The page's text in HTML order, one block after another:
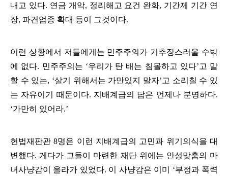
내고 있다. 연금 개악, 정리해고 요건 완화, 기간제 기간 연
장, 파견업종 확대 등이 그것이다.
이런 상황에서 저들에게는 민주주의가 거추장스러울 수밖
에 없다. 민주주의는 ‘우리가 탄 배는 침몰하고 있다’고 말
할 수 있는, ‘살기 위해서는 가만있지 말자’고 소리칠 수 있
는 자유이기 때문이다. 지배계급의 답은 언제나 분명하다.
‘가만히 있어라.’
헌법재판관8명은 이런 지배계급의 고민과 위기의식을 대
변했다.게다가 그들이 마련한 재단 위에는 안성맞춤의 마
녀사냥감이 올라가 있었다. 이 사냥감은 이미 ‘부정과 폭력